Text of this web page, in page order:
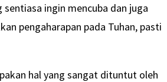
sentiasa ingin mencuba dan juga
pengaharapan pada Tuhan, pasti
hal yang sangat dituntut oleh